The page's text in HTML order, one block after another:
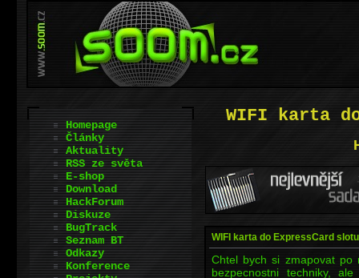
WIFI karta
WIFI karta do ExpressCard
Chtel bych si zmapovat po
bezpecnostni techniky,
Homepage
Články
Aktuality
RSS ze světa
E-shop
Download
HackForum
Diskuze
BugTrack
Seznam BT
Odkazy
Konference